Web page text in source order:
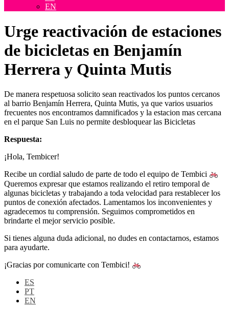
EN
Urge reactivación de estaciones
de bicicletas en Benjamín
Herrera y Quinta Mutis
De manera respetuosa solicito sean reactivados los puntos cercanos
al barrio Benjamín Herrera, Quinta Mutis, ya que varios usuarios
frecuentes nos encontramos damnificados y la estacion mas cercana
en el parque San Luis no permite desbloquear las Bicicletas
Respuesta:
¡Hola, Tembicer!
Recibe un cordial saludo de parte de todo el equipo de Tembici
Queremos expresar que estamos realizando el retiro temporal de
algunas bicicletas y trabajando a toda velocidad para restablecer los
puntos de conexión afectados. Lamentamos los inconvenientes y
agradecemos tu comprensión. Seguimos comprometidos en
brindarte el mejor servicio posible.
Si tienes alguna duda adicional, no dudes en contactarnos, estamos
para ayudarte.
¡Gracias por comunicarte con Tembici!
ES
PT
EN